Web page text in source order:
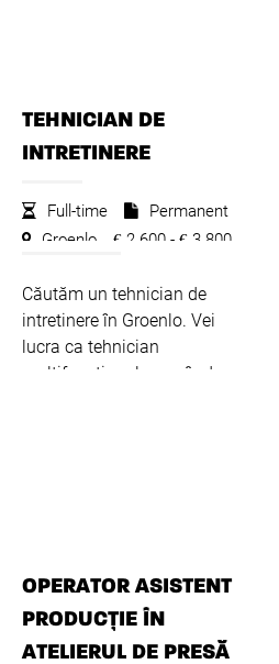
TEHNICIAN DE
INTRETINERE
Full-time
Permanent
Groenlo
€2.600 - €3.800
Căutăm un tehnician de
intretinere în Groenlo. Vei
lucra ca tehnician
multifuncțional reparând
OPERATOR ASISTENT
PRODUCȚIE ÎN
ATELIERUL DE PRESĂ